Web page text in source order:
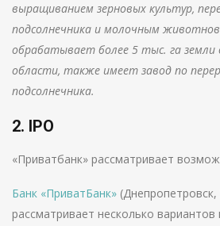
выращиванием зерновых культур,
подсолнечника и молочным
обрабатывает более 5 тыс. га земли
области, также имеет завод по
подсолнечника.
2. IPO
«Приватбанк» рассматривает
Банк «ПриватБанк» (Днепропетровск,
рассматривает несколько вариантов